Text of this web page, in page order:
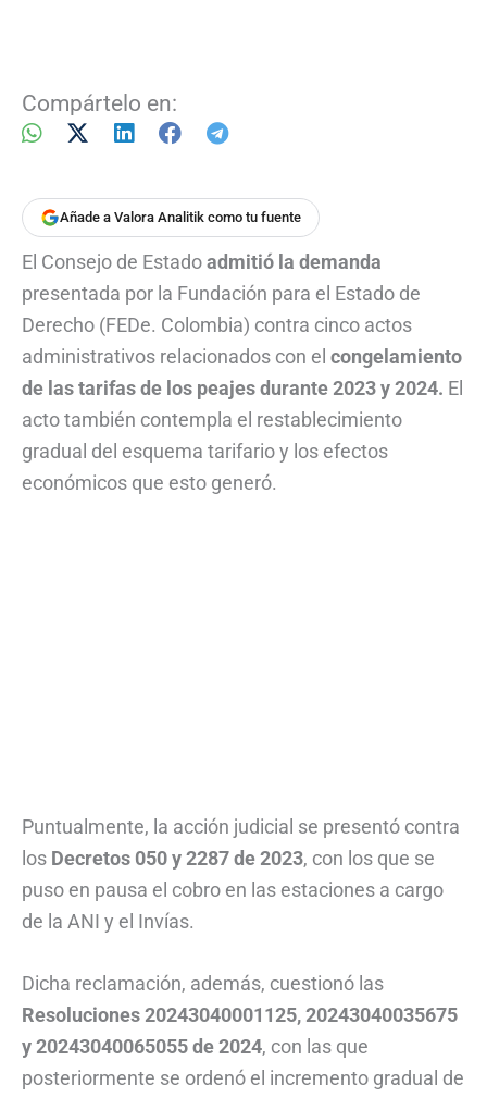
Compártelo en:
Añade a Valora Analitik como tu fuente
El Consejo de Estadoadmitió la demanda
presentada por la Fundación para el Estado de
Derecho (FEDe. Colombia) contra cinco actos
administrativos relacionados con el congelamiento
de las tarifas de los peajes durante 2023 y 2024. El
acto también contempla el restablecimiento
gradual del esquema tarifario y los efectos
económicos que esto generó.
Puntualmente, la acción judicial se presentó contra
los Decretos 050 y 2287 de 2023, con los que se
puso en pausa el cobro en las estaciones a cargo
de la ANI y el Invías.
Dicha reclamación, además, cuestionó las
Resoluciones 20243040001125, 20243040035675
y 20243040065055 de 2024, con las que
posteriormente se ordenó el incremento gradual de